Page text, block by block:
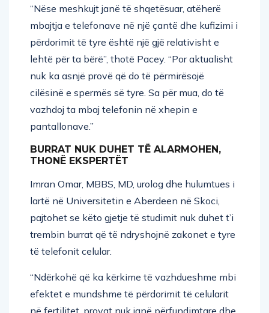
mbajtja e telefonave në një çantë dhe kufizimi i
përdorimit të tyre është një gjë relativisht e
lehtë për ta bërë”, thotë Pacey. “Por aktualisht
nuk ka asnjë provë që do të përmirësojë
cilësinë e spermës së tyre. Sa për mua, do të
vazhdoj ta mbaj telefonin në xhepin e
pantallonave.”
THONË EKSPERTËT
lartë në Universitetin e Aberdeen në Skoci,
pajtohet se këto gjetje të studimit nuk duhet t’i
trembin burrat që të ndryshojnë zakonet e tyre
të telefonit celular.
efektet e mundshme të përdorimit të celularit
në fertilitet, provat nuk janë përfundimtare dhe